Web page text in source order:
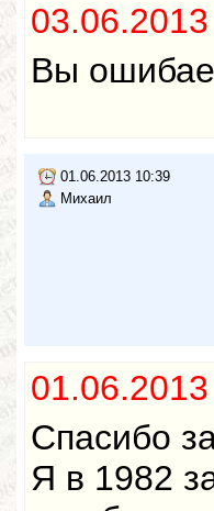
Вы
01.06.2013 10:39
Михаил
Спасибо
Я в 1982